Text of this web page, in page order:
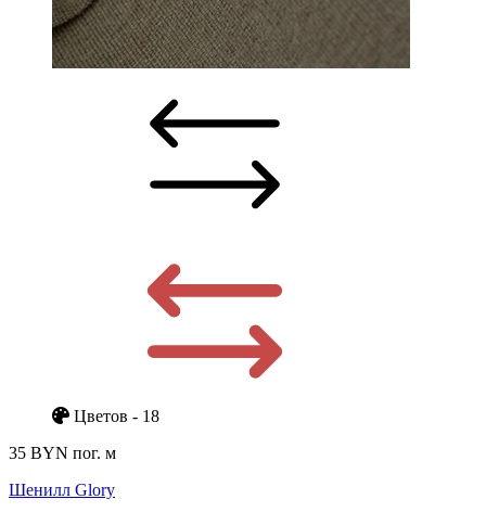
Цветов - 18
35 BYN пог. м
Шенилл Glory